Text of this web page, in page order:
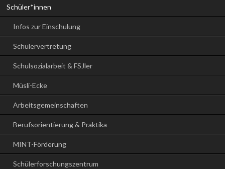
Schüler*innen
Infos zur Einschulung
Schülervertretung
Schulsozialarbeit & FSJler
Müsli-Ecke
Arbeitsgemeinschaften
Berufsorientierung & Praktika
MINT-Förderung
Schülerforschungszentrum